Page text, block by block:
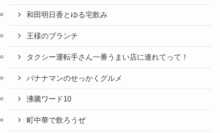
和田明日香とゆる宅飲み
王様のブランチ
タクシー運転手さん一番うまい店に連れてって！
バナナマンのせっかくグルメ
沸騰ワード10
町中華で飲ろうぜ